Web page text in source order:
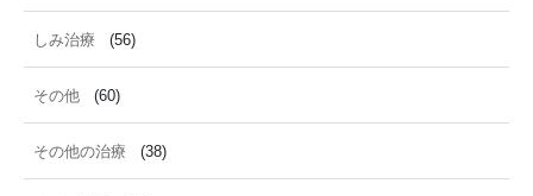
しみ治療 (56)
その他 (60)
その他の治療 (38)